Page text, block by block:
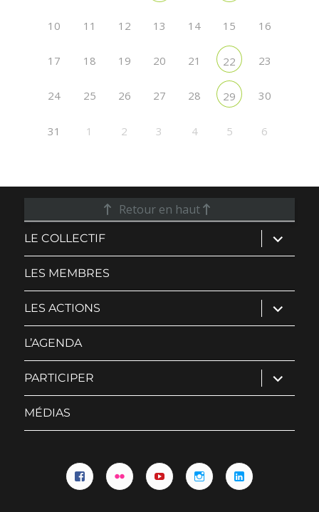
10 11 12 13 14 15 16
17 18 19 20 21 22 23
24 25 26 27 28 29 30
31 1 2 3 4 5 6
Retour en haut
LE COLLECTIF ouvrir
le
sous-
LES MEMBRES
LES ACTIONS ouvrir
le
sous-
L’AGENDA
PARTICIPER ouvrir
le
sous-
MÉDIAS